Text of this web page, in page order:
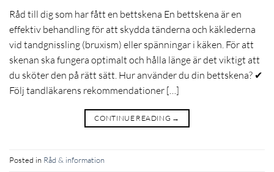
Råd till dig som har fått en bettskena En bettskena är en
effektiv behandling för att skydda tänderna och käklederna
vid tandgnissling (bruxism) eller spänningar i käken. För att
skenan ska fungera optimalt och hålla länge är det viktigt att
du sköter den på rätt sätt. Hur använder du din bettskena? ✔
Följ tandläkarens rekommendationer […]
CONTINUE READING →
Posted in Råd & information